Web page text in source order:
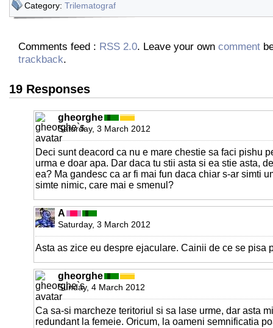
Category: Trilematograf
Comments feed : RSS 2.0. Leave your own comment
trackback.
19 Responses
gheorghe
Saturday, 3 March 2012
Deci sunt deacord ca nu e mare chestie sa faci pishu
urma e doar apa. Dar daca tu stii asta si ea stie asta,
ea? Ma gandesc ca ar fi mai fun daca chiar s-ar simti
simte nimic, care mai e smenul?
A
Saturday, 3 March 2012
Asta as zice eu despre ejaculare. Cainii de ce se pisa
gheorghe
Sunday, 4 March 2012
Ca sa-si marcheze teritoriul si sa lase urme, dar asta
redundant la femeie. Oricum, la oameni semnificatia